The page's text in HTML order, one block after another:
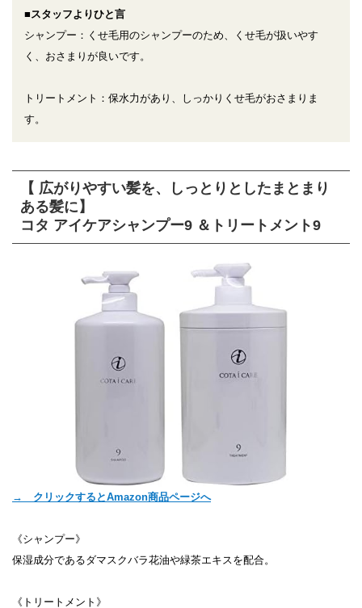
■スタッフよりひと言
シャンプー：くせ毛用のシャンプーのため、くせ毛が扱いやす
く、おさまりが良いです。
トリートメント：保水力があり、しっかりくせ毛がおさまりま
す。
【 広がりやすい髪を、しっとりとしたまとまり
ある髪に】
コタ アイケアシャンプー9 ＆トリートメント9
→ クリックするとAmazon商品ページへ
《シャンプー》
保湿成分であるダマスクバラ花油や緑茶エキスを配合。
《トリートメント》